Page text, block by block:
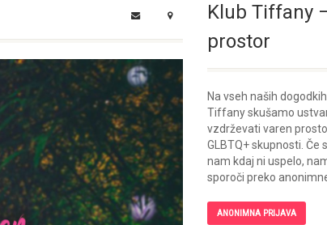
Klub Tiffany
prostor
Na vseh naših
Tiffany skušamo
vzdrževati varen
GLBTQ+ skupnosti. Če
nam kdaj ni uspelo,
sporoči preko
ANONIMNA PRIJAVA